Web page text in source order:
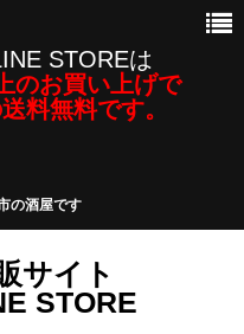
STOREは
のお買い上げで
料無料です。
の酒屋です
サイト
STORE